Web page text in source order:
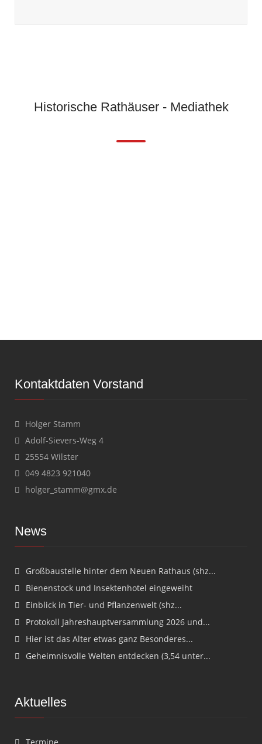
Historische Rathäuser - Mediathek
Kontaktdaten Vorstand
Holger Stamm
Adolf-Sievers-Weg 4
25554 Wilster
049 4823 921040
holger_stamm@gmx.de
News
Großbaustelle hinter dem Neuen Rathaus (shz...
Bienenstock und Insektenhotel eingeweiht
Einblick in Tier- und Pflanzenwelt (shz...
Protokoll Jahreshauptversammlung 2026 und...
Hier ist das Alter etwas ganz Besonderes...
Geheimnisvolle Welten entdecken (3,54 unter...
Aktuelles
Termine